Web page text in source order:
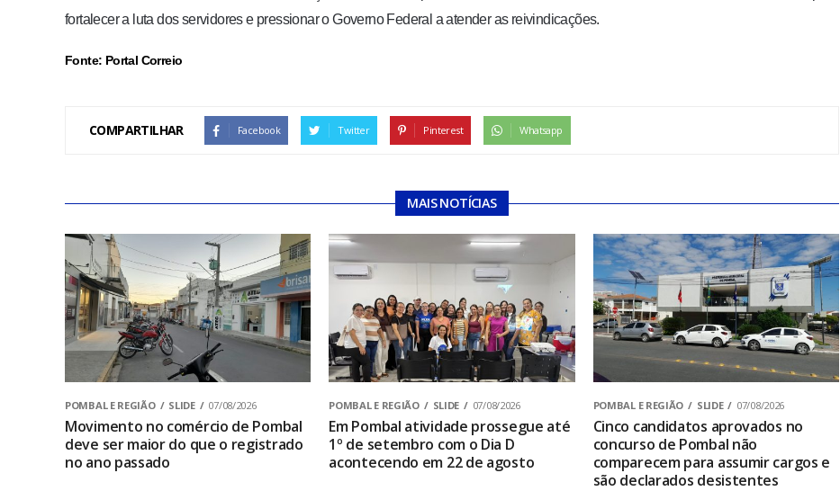
fortalecer a luta dos servidores e pressionar o Governo Federal a atender as reivindicações.
Fonte: Portal Correio
COMPARTILHAR Facebook Twitter Pinterest Whatsapp
MAIS NOTÍCIAS
POMBAL E REGIÃO SLIDE 07/08/2026
Movimento no comércio de Pombal
deve ser maior do que o registrado
no ano passado
POMBAL E REGIÃO SLIDE 07/08/2026
Em Pombal atividade prossegue até
1º de setembro com o Dia D
acontecendo em 22 de agosto
POMBAL E REGIÃO SLIDE 07/08/2026
Cinco candidatos aprovados no
concurso de Pombal não
comparecem para assumir cargos e
são declarados desistentes